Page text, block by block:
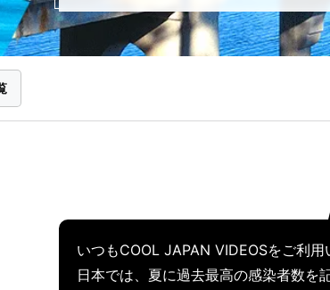
いつもCOOL JAPAN VIDEOSをご利用
日本では、夏に過去最高の感染者数を